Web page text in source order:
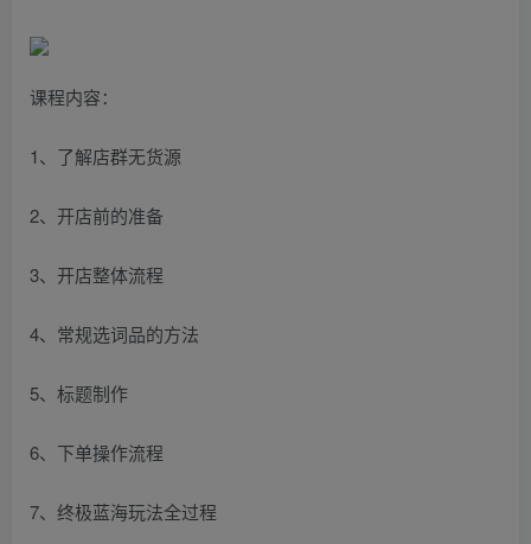
课程内容：
1、了解店群无货源
2、开店前的准备
3、开店整体流程
4、常规选词品的方法
5、标题制作
6、下单操作流程
7、终极蓝海玩法全过程